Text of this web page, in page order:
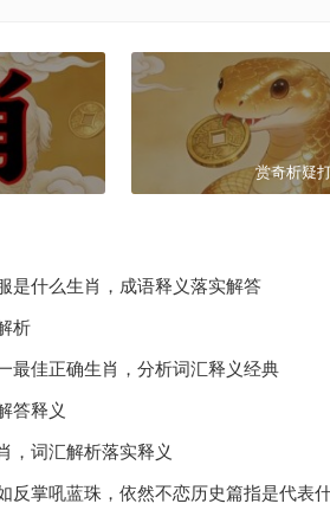
赏奇析疑
是什么生肖，成语释义落实解答
析
最佳正确生肖，分析词汇释义经典
答释义
，词汇解析落实释义
反掌吼蓝珠，依然不恋历史篇指是代表